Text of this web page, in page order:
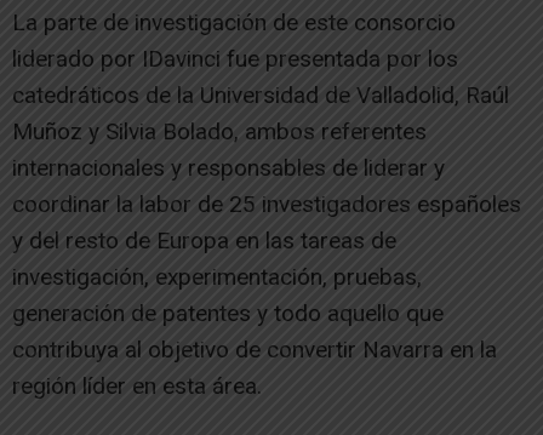
La parte de investigación de este consorcio
liderado por IDavinci fue presentada por los
catedráticos de la Universidad de Valladolid, Raúl
Muñoz y Silvia Bolado, ambos referentes
internacionales y responsables de liderar y
coordinar la labor de 25 investigadores españoles
y del resto de Europa en las tareas de
investigación, experimentación, pruebas,
generación de patentes y todo aquello que
contribuya al objetivo de convertir Navarra en la
región líder en esta área.